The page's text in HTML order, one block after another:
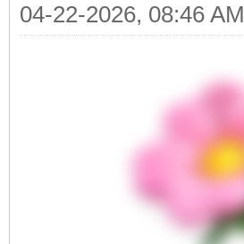
04-22-2026, 08:46 AM